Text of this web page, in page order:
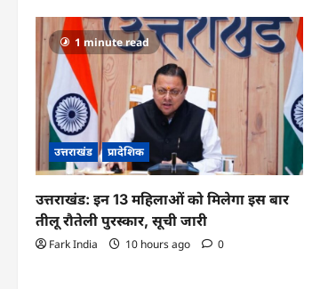
1 minute read
उत्तराखंड प्रादेशिक
उत्तराखंड: इन 13 महिलाओं को मिलेगा इस बार
तीलू रौतेली पुरस्कार, सूची जारी
Fark India 10 hours ago 0